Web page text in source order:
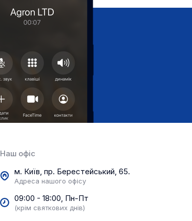
Наш офіс
м. Київ, пр. Берестейський, 65.
Адреса нашого офісу
09:00 - 18:00, Пн-Пт
(крім святкових днів)